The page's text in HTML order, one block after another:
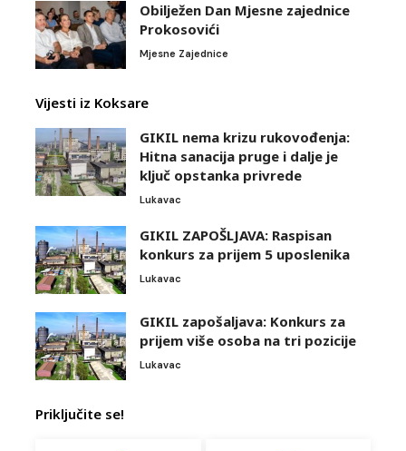
Obilježen Dan Mjesne zajednice
Prokosovići
Mjesne Zajednice
Vijesti iz Koksare
GIKIL nema krizu rukovođenja:
Hitna sanacija pruge i dalje je
ključ opstanka privrede
Lukavac
GIKIL ZAPOŠLJAVA: Raspisan
konkurs za prijem 5 uposlenika
Lukavac
GIKIL zapošaljava: Konkurs za
prijem više osoba na tri pozicije
Lukavac
Priključite se!